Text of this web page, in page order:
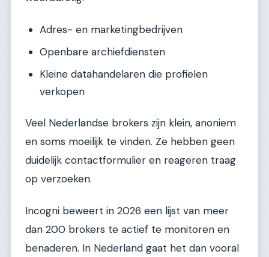
Adres- en marketingbedrijven
Openbare archiefdiensten
Kleine datahandelaren die profielen
verkopen
Veel Nederlandse brokers zijn klein, anoniem
en soms moeilijk te vinden. Ze hebben geen
duidelijk contactformulier en reageren traag
op verzoeken.
Incogni beweert in 2026 een lijst van meer
dan 200 brokers te actief te monitoren en
benaderen. In Nederland gaat het dan vooral